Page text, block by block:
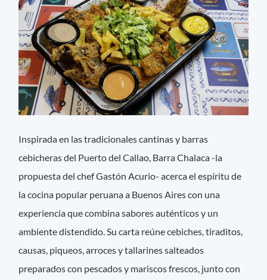
Inspirada en las tradicionales cantinas y barras
cebicheras del Puerto del Callao, Barra Chalaca -la
propuesta del chef Gastón Acurio- acerca el espíritu de
la cocina popular peruana a Buenos Aires con una
experiencia que combina sabores auténticos y un
ambiente distendido. Su carta reúne cebiches, tiraditos,
causas, piqueos, arroces y tallarines salteados
preparados con pescados y mariscos frescos, junto con